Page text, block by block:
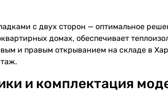
с двух сторон — оптимальное
домах, обеспечивает
и правым открыванием на складе в
и комплектация